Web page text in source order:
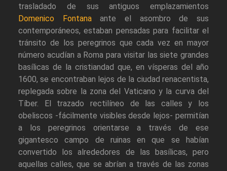
trasladado de sus antiguos emplazamientos
Domenico Fontanaante el asombro de sus
contemporáneos, estaban pensadas para facilitar el
tránsito de los peregrinos que cada vez en mayor
número acudían a Roma para visitar las siete grandes
basílicas de la cristiandad que, en vísperas del año
1600, se encontraban lejos de la ciudad renacentista,
replegada sobre la zona del Vaticano y la curva del
Tíber. El trazado rectilíneo de las calles y los
obeliscos -fácilmente visibles desde lejos- permitían
a los peregrinos orientarse a través de ese
gigantesco campo de ruinas en que se habían
convertido los alrededores de las basílicas, pero
aquellas calles, que se abrían a través de las zonas